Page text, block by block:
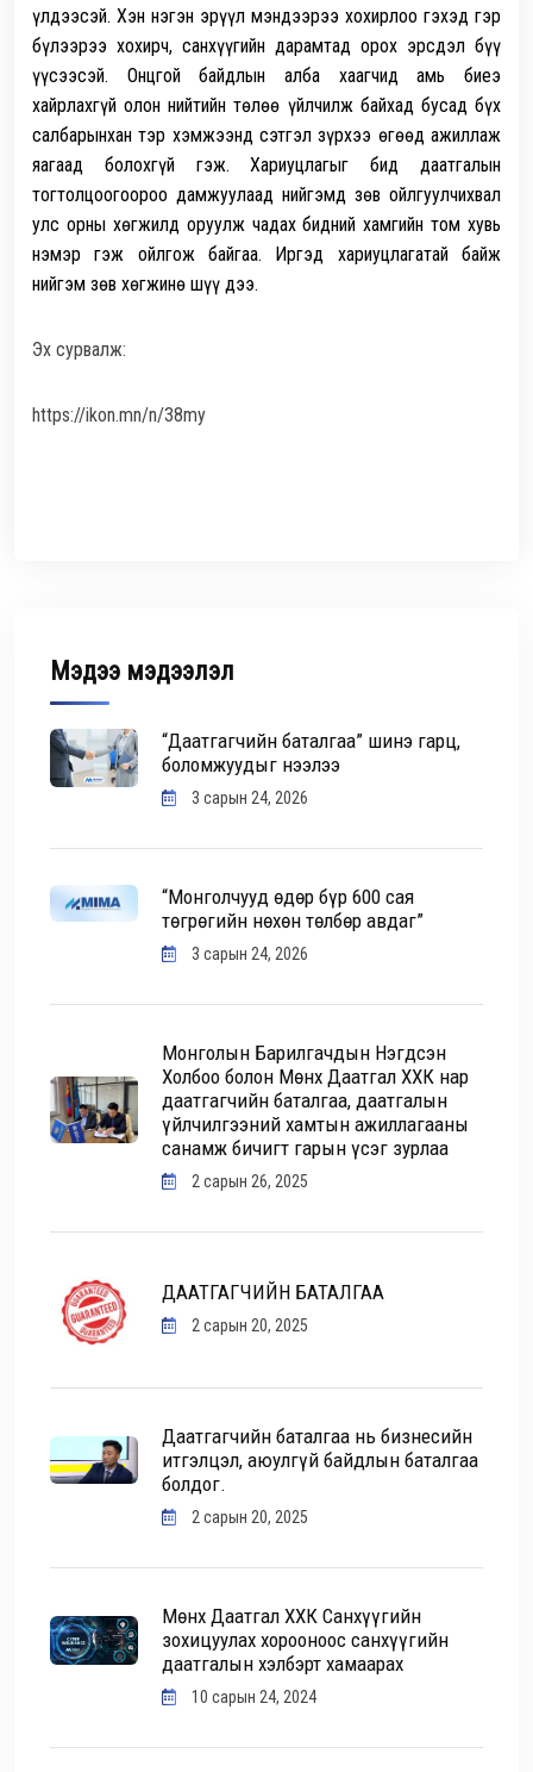
үлдээсэй. Хэн нэгэн эрүүл мэндээрээ хохирлоо гэхэд гэр
бүлээрээ хохирч, санхүүгийн дарамтад орох эрсдэл бүү
үүсээсэй. Онцгой байдлын алба хаагчид амь биеэ
хайрлахгүй олон нийтийн төлөө үйлчилж байхад бусад бүх
салбарынхан тэр хэмжээнд сэтгэл зүрхээ өгөөд ажиллаж
яагаад болохгүй гэж. Хариуцлагыг бид даатгалын
тогтолцоогоороо дамжуулаад нийгэмд зөв ойлгуулчихвал
улс орны хөгжилд оруулж чадах бидний хамгийн том хувь
нэмэр гэж ойлгож байгаа. Иргэд хариуцлагатай байж
нийгэм зөв хөгжинө шүү дээ.
Эх сурвалж:
https://ikon.mn/n/38my
Мэдээ мэдээлэл
“Даатгагчийн баталгаа” шинэ гарц,
боломжуудыг нээлээ
3 сарын 24, 2026
“Монголчууд өдөр бүр 600 сая
төгрөгийн нөхөн төлбөр авдаг”
3 сарын 24, 2026
Монголын Барилгачдын Нэгдсэн
Холбоо болон Мөнх Даатгал ХХК нар
даатгагчийн баталгаа, даатгалын
үйлчилгээний хамтын ажиллагааны
санамж бичигт гарын үсэг зурлаа
2 сарын 26, 2025
ДААТГАГЧИЙН БАТАЛГАА
2 сарын 20, 2025
Даатгагчийн баталгаа нь бизнесийн
итгэлцэл, аюулгүй байдлын баталгаа
болдог.
2 сарын 20, 2025
Мөнх Даатгал ХХК Санхүүгийн
зохицуулах хорооноос санхүүгийн
даатгалын хэлбэрт хамаарах
10 сарын 24, 2024